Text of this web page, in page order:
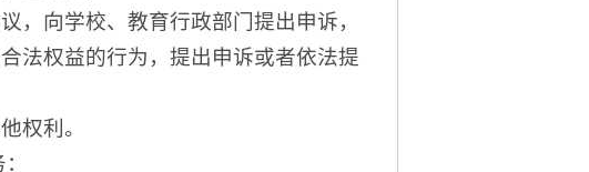
向学校、教育行政部门提出申诉，
法权益的行为，提出申诉或者依法提
权利。